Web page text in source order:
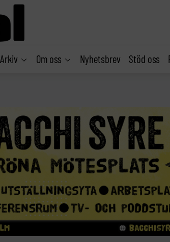
Arkiv Om oss Nyhetsbrev Stöd oss